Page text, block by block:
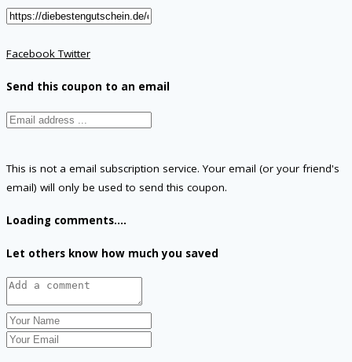
FacebookTwitter
Send this coupon to an email
This is not a email subscription service. Your email (or your friend's
email) will only be used to send this coupon.
Loading comments....
Let others know how much you saved